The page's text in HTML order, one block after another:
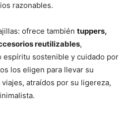
razonables.
ofrece también tuppers,
reutilizables,
espíritu sostenible y cuidado por
los eligen para llevar su
atraídos por su ligereza,